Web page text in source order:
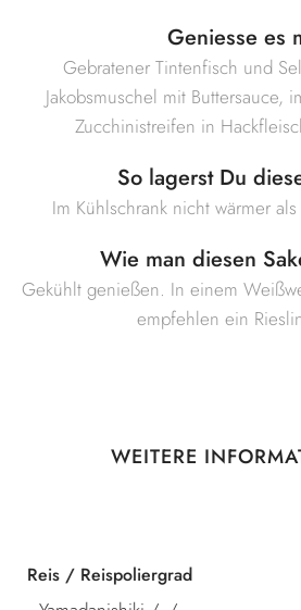
Geniesse es
Gebratener Tintenfisch und
Jakobsmuschel mit Buttersauce,
Zucchinistreifen in
So lagerst Du
Im Kühlschrank nicht wärmer
Wie man diesen
Gekühlt genießen. In einem
empfehlen ein
WEITERE